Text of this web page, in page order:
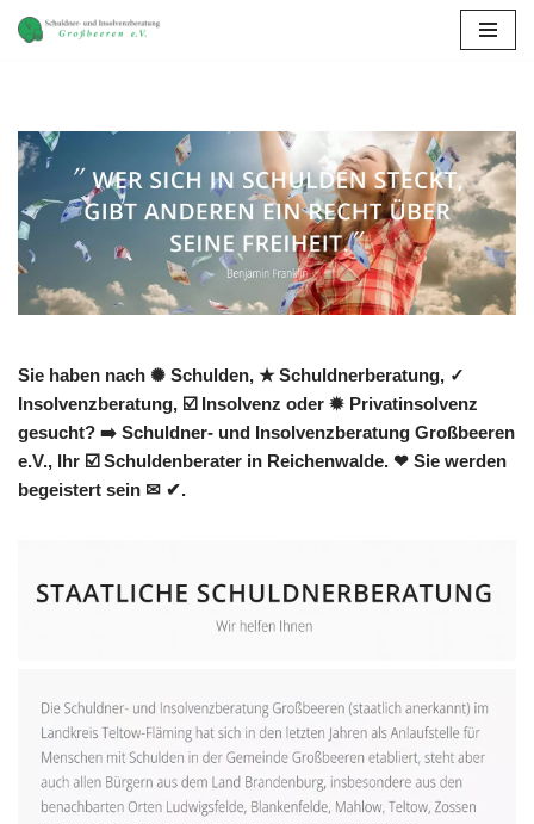
Sie haben nach ✺ Schulden, ★ Schuldnerberatung, ✓
Insolvenzberatung, ☑️ Insolvenz oder ✹ Privatinsolvenz
gesucht? ➡️ Schuldner- und Insolvenzberatung Großbeeren
e.V., Ihr ☑️ Schuldenberater in Reichenwalde. ❤ Sie werden
begeistert sein ✉ ✔.